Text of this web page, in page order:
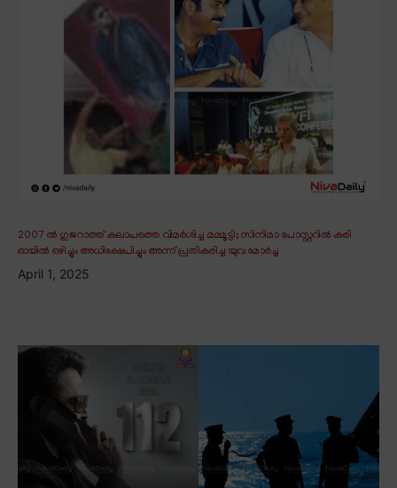
2007 ൽ ഗുജറാത്ത് കലാപത്തെ വിമർശിച്ച മമ്മൂട്ടി; സിനിമാ പോസ്റ്ററിൽ കരി
ഓയിൽ ഒഴിച്ചും അധിക്ഷേപിച്ചും അന്ന് പ്രതികരിച്ച യുവ മോർച്ച
April 1, 2025